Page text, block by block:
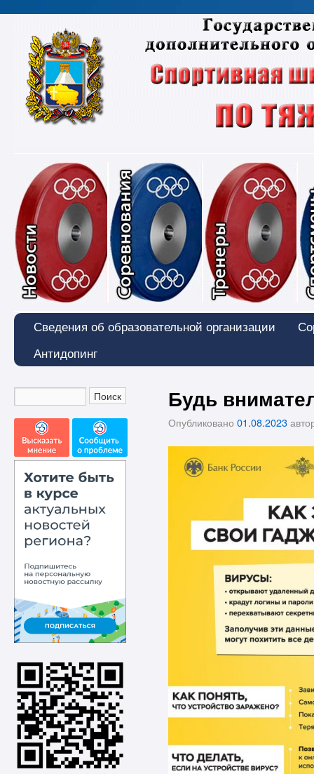
Новости Соревнования
Сведения об образовательной организации
Антидопинг
Будь
Опубликовано 01.08.2023